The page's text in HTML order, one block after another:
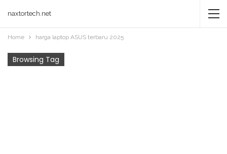
naxtortech.net
Home harga laptop ASUS terbaru 2025
Browsing Tag